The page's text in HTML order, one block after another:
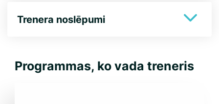
Trenera noslēpumi
Programmas, ko vada treneris